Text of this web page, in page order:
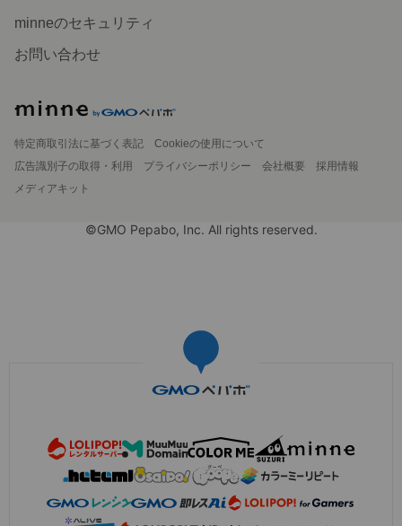
minneのセキュリティ
お問い合わせ
特定商取引法に基づく表記
Cookieの使用について
広告識別子の取得・利用
プライバシーポリシー 会社概要
採用情報
メディアキット
©GMO Pepabo, Inc. All rights reserved.